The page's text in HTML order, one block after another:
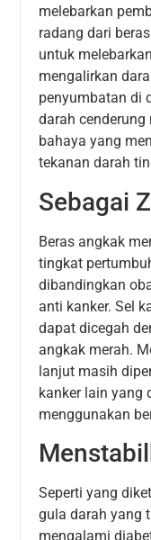
melebarkan
radang dari
untuk
mengalirkan
penyumbatan di
darah
bahaya yang
tekanan darah
Sebagai
Beras angkak
tingkat
dibandingkan
anti kanker. Sel
dapat dicegah
angkak merah.
lanjut masih
kanker lain yang
menggunakan
Seperti yang
gula darah yang
mengalami